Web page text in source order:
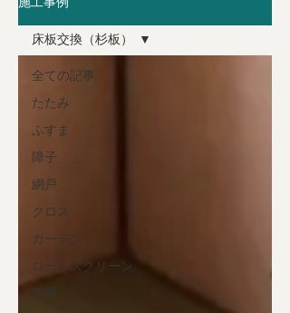
施工事例
全ての記事
たたみ
ふすま
障子
網戸
クロス
カーテン
ロールスクリーン
新畳
床板交換（杉板）